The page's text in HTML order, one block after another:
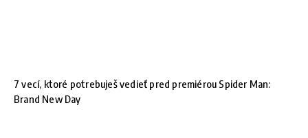
7 vecí, ktoré potrebuješ vedieť pred premiérou Spider Man:
Brand New Day